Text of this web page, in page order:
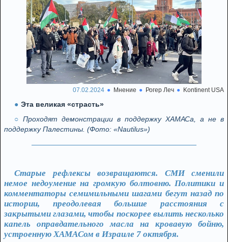
07.02.2024 Мнение Рогер Леч Kontinent USA
Эта великая «страсть»
Проходят демонстрации в поддержку ХАМАСа, а не в
поддержку Палестины. (Фото: «Nautilus»)
Старые рефлексы возвращаются. СМИ сменили
немое недоумение на громкую болтовню. Политики и
комментаторы семимильными шагами бегут назад по
истории, преодолевая большие расстояния с
закрытыми глазами, чтобы поскорее вылить несколько
капель оправдательного масла на кровавую бойню,
устроенную ХАМАСом в Израиле 7 октября.